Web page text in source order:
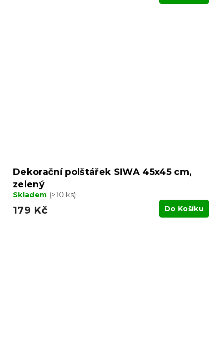
Dekorační polštářek SIWA 45x45 cm,
zelený
Skladem (>10 ks)
179 Kč Do Košíku